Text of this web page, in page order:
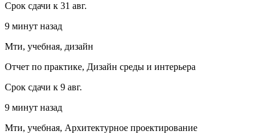
Срок сдачи к 31 авг.
9 минут назад
Мти, учебная, дизайн
Отчет по практике, Дизайн среды и интерьера
Срок сдачи к 9 авг.
9 минут назад
Мти, учебная, Архитектурное проектирование